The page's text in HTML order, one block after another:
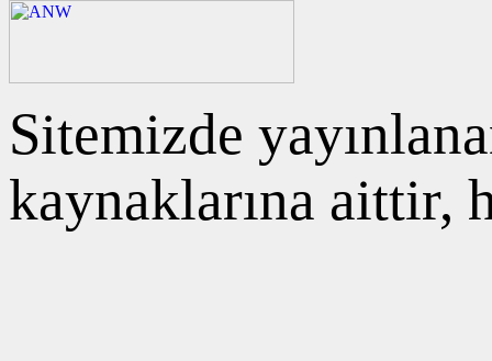
Sitemizde
kaynaklarına aittir,